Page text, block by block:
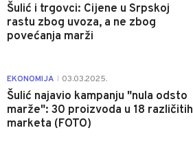
Šulić i trgovci: Cijene u Srpskoj
rastu zbog uvoza, a ne zbog
povećanja marži
EKONOMIJA 03.03.2025.
Šulić najavio kampanju "nula odsto
marže": 30 proizvoda u 18 različitih
marketa (FOTO)